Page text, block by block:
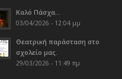
Καλό Πάσχα…
03/04/2026 - 12:04 μμ
Θεατρική παράσταση στο
σχολείο μας.
29/03/2026 - 11:49 πμ